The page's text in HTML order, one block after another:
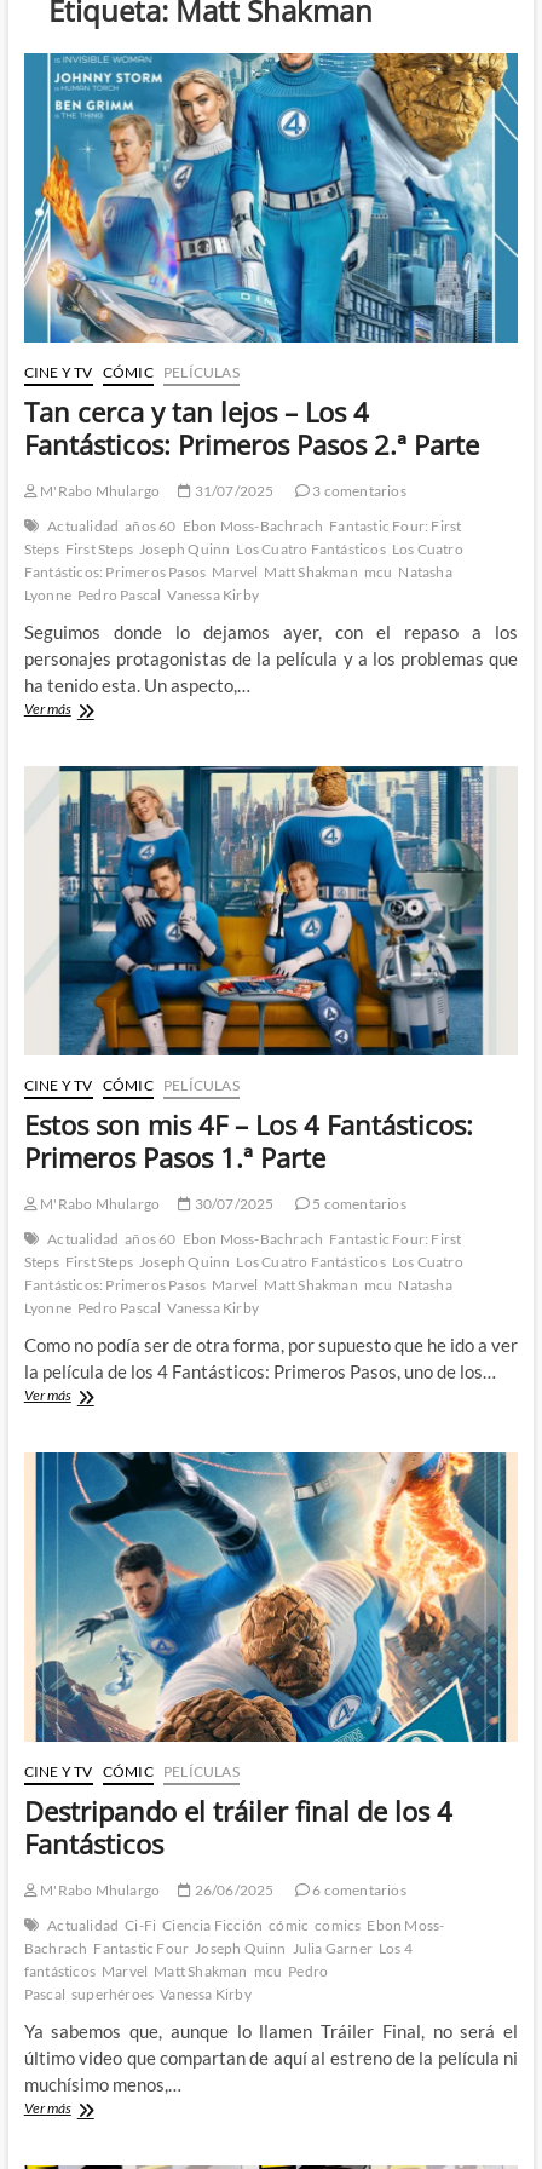
Etiqueta: Matt Shakman
CINE Y TV CÓMIC PELÍCULAS
Tan cerca y tan lejos – Los 4
Fantásticos: Primeros Pasos 2.ª Parte
M'Rabo Mhulargo 31/07/2025
3 comentarios
Actualidad años 60 Ebon Moss-Bachrach Fantastic Four: First
Steps First Steps Joseph Quinn Los Cuatro Fantásticos Los Cuatro
Fantásticos: Primeros Pasos Marvel Matt Shakman mcu Natasha
Lyonne Pedro Pascal Vanessa Kirby
Seguimos donde lo dejamos ayer, con el repaso a los
personajes protagonistas de la película y a los problemas que
ha tenido esta. Un aspecto,…
Ver másTan
tan
lejos
–
Los
4
Fantásticos:
Primeros
Pasos
CINE Y TV CÓMIC PELÍCULAS
Estos son mis 4F – Los 4 Fantásticos:
Primeros Pasos 1.ª Parte
M'Rabo Mhulargo 30/07/2025
5 comentarios
Actualidad años 60 Ebon Moss-Bachrach Fantastic Four: First
Steps First Steps Joseph Quinn Los Cuatro Fantásticos Los Cuatro
Fantásticos: Primeros Pasos Marvel Matt Shakman mcu Natasha
Lyonne Pedro Pascal Vanessa Kirby
Como no podía ser de otra forma, por supuesto que he ido a ver
la película de los 4 Fantásticos: Primeros Pasos, uno de los…
Ver másEstos
4F
–
Los
4
Fantásticos:
Primeros
1.ª
Parte
CINE Y TV CÓMIC PELÍCULAS
Destripando el tráiler final de los 4
Fantásticos
M'Rabo Mhulargo 26/06/2025
6 comentarios
Actualidad Ci-Fi Ciencia Ficción cómic comics Ebon Moss-
Bachrach Fantastic Four Joseph Quinn Julia Garner Los 4
fantásticos Marvel Matt Shakman mcu Pedro
Pascal superhéroes Vanessa Kirby
Ya sabemos que, aunque lo llamen Tráiler Final, no será el
último video que compartan de aquí al estreno de la película ni
muchísimo menos,…
Ver másDestripando